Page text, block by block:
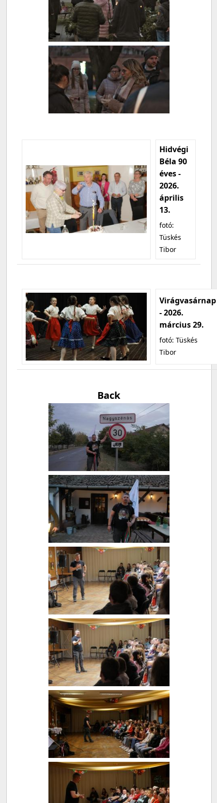
Hidvégi
Béla 90
éves -
2026.
április
13.
fotó:
Tüskés
Tibor
Virágvasárnap
- 2026.
március 29.
fotó: Tüskés
Tibor
Back